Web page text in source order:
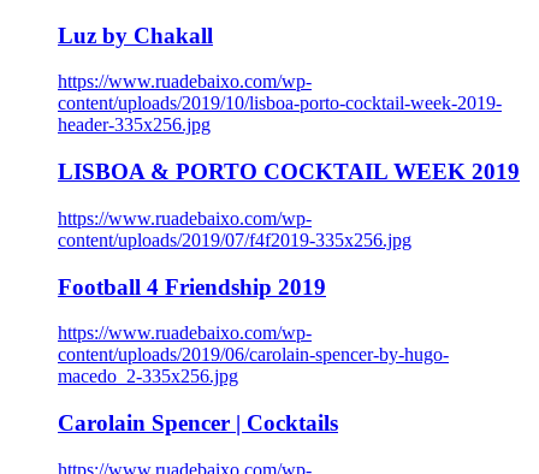
Luz by Chakall
https://www.ruadebaixo.com/wp-
content/uploads/2019/10/lisboa-porto-cocktail-week-2019-
header-335x256.jpg
LISBOA & PORTO COCKTAIL WEEK 2019
https://www.ruadebaixo.com/wp-
content/uploads/2019/07/f4f2019-335x256.jpg
Football 4 Friendship 2019
https://www.ruadebaixo.com/wp-
content/uploads/2019/06/carolain-spencer-by-hugo-
macedo_2-335x256.jpg
Carolain Spencer | Cocktails
https://www.ruadebaixo.com/wp-